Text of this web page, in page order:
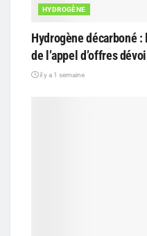
HYDROGÈNE
Hydrogène décarboné
de l’appel d’offres
il y a 1 semaine